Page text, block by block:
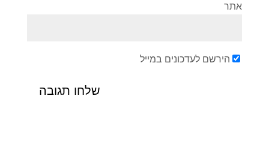
אתר
הירשם לעדכונים במייל